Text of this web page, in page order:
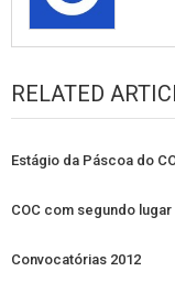
RELATED
Estágio da Páscoa do
COC com segundo
Convocatórias 2012